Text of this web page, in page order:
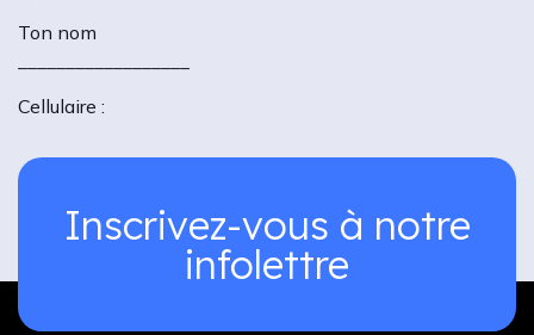
Ton nom
Cellulaire :
Inscrivez-vous à notre
infolettre